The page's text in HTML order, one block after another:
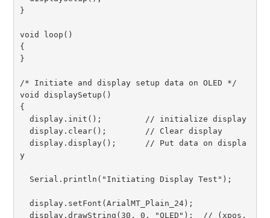
}
void loop()
{
}
/* Initiate and display setup data on OLED */
void displaySetup()
{
y